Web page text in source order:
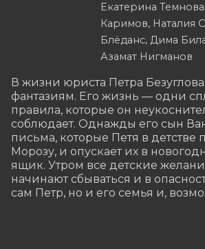
Екатерина
Каримов, Наталия
Блёданс, Дима
Азамат Нигманов
В жизни юриста Петра Безуглова
фантазиям. Его жизнь — одни
правила, которые он
соблюдает. Однажды его сын
письма, которые Петя в детстве
Морозу, и опускает их в
ящик. Утром все детские
начинают сбываться и в
сам Петр, но и его семья и,